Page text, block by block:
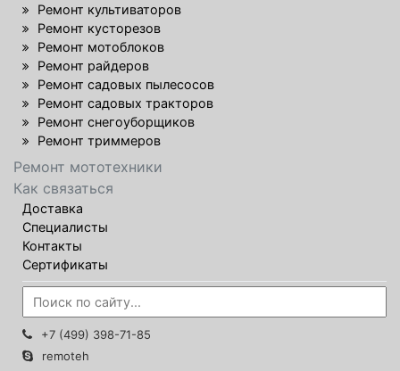
Ремонт культиваторов
Ремонт кусторезов
Ремонт мотоблоков
Ремонт райдеров
Ремонт садовых пылесосов
Ремонт садовых тракторов
Ремонт снегоуборщиков
Ремонт триммеров
Ремонт мототехники
Как связаться
Доставка
Специалисты
Контакты
Сертификаты
+7 (499) 398-71-85
remoteh